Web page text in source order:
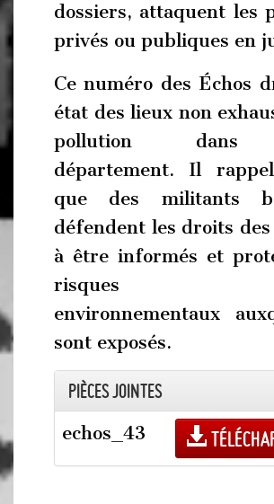
dossiers, attaquent les
privés ou publiques en
Ce numéro des Échos
état des lieux non
pollution dans
département. Il
que des militants
défendent les droits des
à être informés et
risques
environnementaux
sont exposés.
Pièces jointes
echos_43